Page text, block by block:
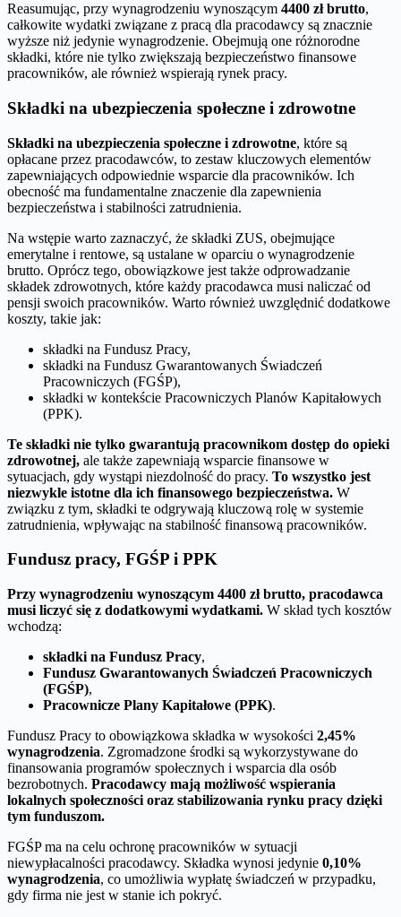
Reasumując, przy wynagrodzeniu wynoszącym 4400 zł brutto,
całkowite wydatki związane z pracą dla pracodawcy są znacznie
wyższe niż jedynie wynagrodzenie. Obejmują one różnorodne
składki, które nie tylko zwiększają bezpieczeństwo finansowe
pracowników, ale również wspierają rynek pracy.
Składki na ubezpieczenia społeczne i zdrowotne
Składki na ubezpieczenia społeczne i zdrowotne, które są
opłacane przez pracodawców, to zestaw kluczowych elementów
zapewniających odpowiednie wsparcie dla pracowników. Ich
obecność ma fundamentalne znaczenie dla zapewnienia
bezpieczeństwa i stabilności zatrudnienia.
Na wstępie warto zaznaczyć, że składki ZUS, obejmujące
emerytalne i rentowe, są ustalane w oparciu o wynagrodzenie
brutto. Oprócz tego, obowiązkowe jest także odprowadzanie
składek zdrowotnych, które każdy pracodawca musi naliczać od
pensji swoich pracowników. Warto również uwzględnić dodatkowe
koszty, takie jak:
składki na Fundusz Pracy,
składki na Fundusz Gwarantowanych Świadczeń
Pracowniczych (FGŚP),
składki w kontekście Pracowniczych Planów Kapitałowych
(PPK).
Te składki nie tylko gwarantują pracownikom dostęp do opieki
zdrowotnej, ale także zapewniają wsparcie finansowe w
sytuacjach, gdy wystąpi niezdolność do pracy. To wszystko jest
niezwykle istotne dla ich finansowego bezpieczeństwa. W
związku z tym, składki te odgrywają kluczową rolę w systemie
zatrudnienia, wpływając na stabilność finansową pracowników.
Fundusz pracy, FGŚP i PPK
Przy wynagrodzeniu wynoszącym 4400 zł brutto, pracodawca
musi liczyć się z dodatkowymi wydatkami. W skład tych kosztów
wchodzą:
składki na Fundusz Pracy,
Fundusz Gwarantowanych Świadczeń Pracowniczych
(FGŚP),
Pracownicze Plany Kapitałowe (PPK).
Fundusz Pracy to obowiązkowa składka w wysokości 2,45%
wynagrodzenia. Zgromadzone środki są wykorzystywane do
finansowania programów społecznych i wsparcia dla osób
bezrobotnych. Pracodawcy mają możliwość wspierania
lokalnych społeczności oraz stabilizowania rynku pracy dzięki
tym funduszom.
FGŚP ma na celu ochronę pracowników w sytuacji
niewypłacalności pracodawcy. Składka wynosi jedynie 0,10%
wynagrodzenia, co umożliwia wypłatę świadczeń w przypadku,
gdy firma nie jest w stanie ich pokryć.